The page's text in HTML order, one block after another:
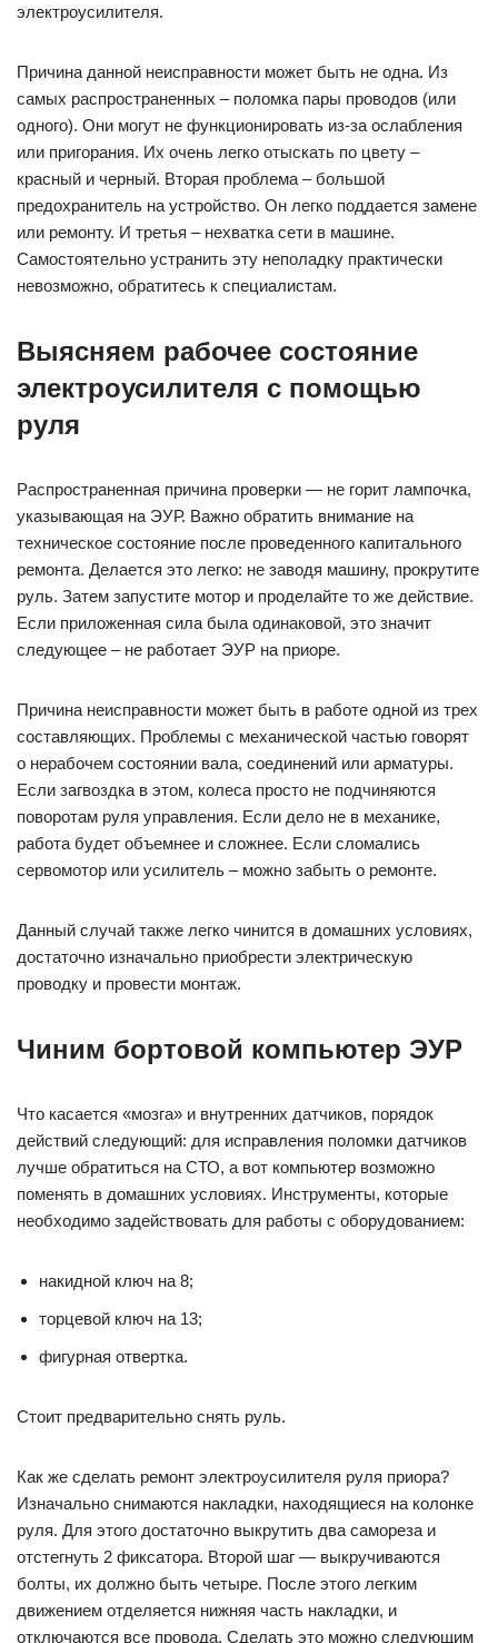
электроусилителя.
Причина данной неисправности может быть не одна. Из
самых распространенных – поломка пары проводов (или
одного). Они могут не функционировать из-за ослабления
или пригорания. Их очень легко отыскать по цвету –
красный и черный. Вторая проблема – большой
предохранитель на устройство. Он легко поддается замене
или ремонту. И третья – нехватка сети в машине.
Самостоятельно устранить эту неполадку практически
невозможно, обратитесь к специалистам.
Выясняем рабочее состояние
электроусилителя с помощью
руля
Распространенная причина проверки — не горит лампочка,
указывающая на ЭУР. Важно обратить внимание на
техническое состояние после проведенного капитального
ремонта. Делается это легко: не заводя машину, прокрутите
руль. Затем запустите мотор и проделайте то же действие.
Если приложенная сила была одинаковой, это значит
следующее – не работает ЭУР на приоре.
Причина неисправности может быть в работе одной из трех
составляющих. Проблемы с механической частью говорят
о нерабочем состоянии вала, соединений или арматуры.
Если загвоздка в этом, колеса просто не подчиняются
поворотам руля управления. Если дело не в механике,
работа будет объемнее и сложнее. Если сломались
сервомотор или усилитель – можно забыть о ремонте.
Данный случай также легко чинится в домашних условиях,
достаточно изначально приобрести электрическую
проводку и провести монтаж.
Чиним бортовой компьютер ЭУР
Что касается «мозга» и внутренних датчиков, порядок
действий следующий: для исправления поломки датчиков
лучше обратиться на СТО, а вот компьютер возможно
поменять в домашних условиях. Инструменты, которые
необходимо задействовать для работы с оборудованием:
накидной ключ на 8;
торцевой ключ на 13;
фигурная отвертка.
Стоит предварительно снять руль.
Как же сделать ремонт электроусилителя руля приора?
Изначально снимаются накладки, находящиеся на колонке
руля. Для этого достаточно выкрутить два самореза и
отстегнуть 2 фиксатора. Второй шаг — выкручиваются
болты, их должно быть четыре. После этого легким
движением отделяется нижняя часть накладки, и
отключаются все провода. Сделать это можно следующим